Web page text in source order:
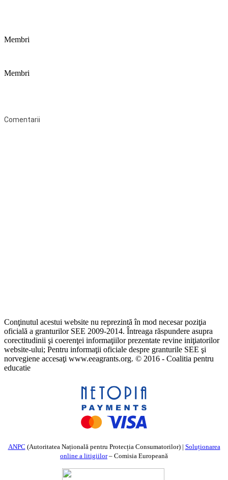
Membri
Membri
Comentarii
Conţinutul acestui website nu reprezintă în mod necesar poziţia
oficială a granturilor SEE 2009-2014. Întreaga răspundere asupra
corectitudinii şi coerenţei informaţiilor prezentate revine iniţiatorilor
website-ului; Pentru informaţii oficiale despre granturile SEE şi
norvegiene accesaţi www.eeagrants.org. © 2016 - Coalitia pentru
educatie
ANPC (Autoritatea Națională pentru Protecția Consumatorilor) | Soluționarea
online a litigiilor– Comisia Europeană